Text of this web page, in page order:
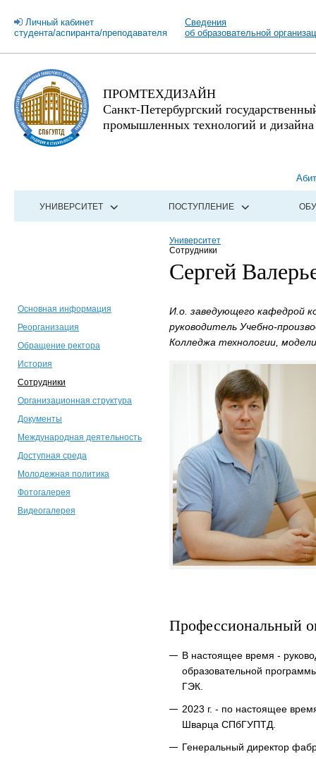
Личный кабинет
студента/аспиранта/преподавателя
Сведения
об образовательной
ПРОМТЕХДИЗАЙН
Санкт-Петербургский
промышленных технологий и дизайна
УНИВЕРСИТЕТ ПОСТУПЛЕНИЕ
Университет
Сотрудники
Сергей
Основная информация
Реорганизация
Обращение ректора
История
Сотрудники
Организационная структура
Документы
Международная деятельность
Доступная среда
Молодежная политика
Фотогалерея
Видеогалерея
И.о. заведующего кафедрой
руководитель Учебно-
Колледжа технологии,
Профессиональный
В настоящее время -
образовательной
ГЭК.
2023 г. - по настоящее
Шварца СПбГУПТД.
Генеральный директор